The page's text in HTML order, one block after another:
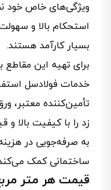
ویژگی‌های خاص خود
استحکام بالا و
بسیار کارآمد هستند.
برای تهیه این مقاطع
خدمات فولادسل
تأمین‌کننده معتبر،
زد را با کیفیت بالا
به صرفه‌جویی در
ساختمانی کمک
قیمت هر متر